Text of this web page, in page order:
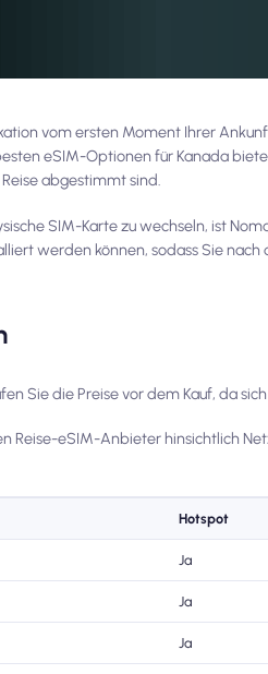
vom ersten Moment Ihrer
eSIM-Optionen für Kanada
abgestimmt sind.
SIM-Karte zu wechseln, ist
werden können, sodass Sie
Sie die Preise vor dem Kauf, da
Reise-eSIM-Anbieter hinsichtlich
Hotspot
Ja
Ja
Ja